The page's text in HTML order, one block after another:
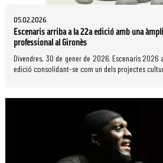
05.02.2026
Escenaris arriba a la 22a edició amb una
professional al Gironès
Divendres, 30 de gener de 2026. Escenaris
edició consolidant-se com un dels projectes